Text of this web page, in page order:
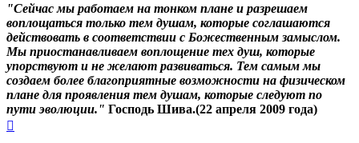
"Сейчас мы работаем на тонком плане и разрешаем
воплощаться только тем душам, которые соглашаются
действовать в соответствии с Божественным замыслом.
Мы приостанавливаем воплощение тех душ, которые
упорствуют и не желают развиваться. Тем самым мы
создаем более благоприятные возможности на физическом
плане для проявления тем душам, которые следуют по
пути эволюции." Господь Шива.(22 апреля 2009 года)